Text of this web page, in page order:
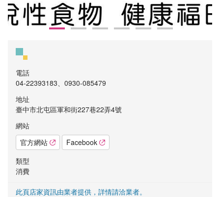
電話
04-22393183、0930-085479
地址
臺中市北屯區軍和街227巷22弄4號
網站
官方網站
Facebook
類型
消費
此頁店家資訊由業者提供，詳情請洽業者。